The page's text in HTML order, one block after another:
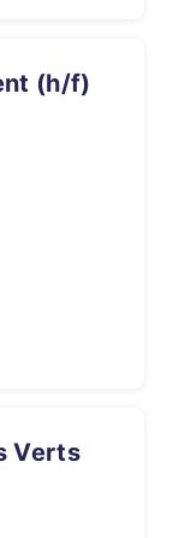
(h/f)